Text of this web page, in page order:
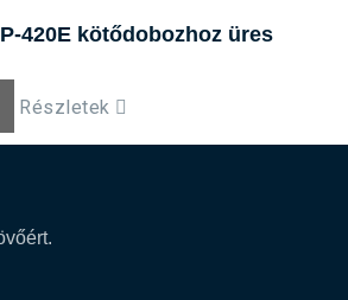
420E kötődobozhoz üres
Részletek